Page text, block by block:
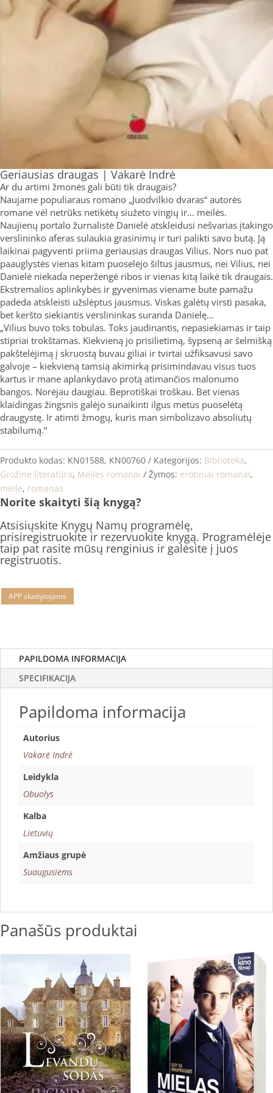
Geriausias draugas | Vakarė Indrė
Ar du artimi žmonės gali būti tik draugais?
Naujame populiaraus romano „Juodvilkio dvaras“ autorės
romane vėl netrūks netikėtų siužeto vingių ir… meilės.
Naujienų portalo žurnalistė Danielė atskleidusi nešvarias įtakingo
verslininko aferas sulaukia grasinimų ir turi palikti savo butą. Ją
laikinai pagyventi priima geriausias draugas Vilius. Nors nuo pat
paauglystės vienas kitam puoselėjo šiltus jausmus, nei Vilius, nei
Danielė niekada neperžengė ribos ir vienas kitą laikė tik draugais.
Ekstremalios aplinkybės ir gyvenimas viename bute pamažu
padeda atskleisti užslėptus jausmus. Viskas galėtų virsti pasaka,
bet keršto siekiantis verslininkas suranda Danielę…
„Vilius buvo toks tobulas. Toks jaudinantis, nepasiekiamas ir taip
stipriai trokštamas. Kiekvieną jo prisilietimą, šypseną ar šelmišką
pakštelėjimą į skruostą buvau giliai ir tvirtai užfiksavusi savo
galvoje – kiekvieną tamsią akimirką prisimindavau visus tuos
kartus ir mane aplankydavo protą atimančios malonumo
bangos. Norėjau daugiau. Beprotiškai troškau. Bet vienas
klaidingas žingsnis galėjo sunaikinti ilgus metus puoselėtą
draugystę. Ir atimti žmogų, kuris man simbolizavo absoliutų
stabilumą.“
Produkto kodas: KN01588, KN00760 Kategorijos: Biblioteka,
Grožinė literatūra, Meilės romanai Žymos: erotiniai romanai,
meile, romanas
Norite skaityti šią knygą?
Atsisiųskite Knygų Namų programėlę,
prisiregistruokite ir rezervuokite knygą. Programėlėje
taip pat rasite mūsų renginius ir galėsite į juos
registruotis.
APP skaitytojams
PAPILDOMA INFORMACIJA
SPECIFIKACIJA
Papildoma informacija
Autorius
Vakarė Indrė
Leidykla
Obuolys
Kalba
Lietuvių
Amžiaus grupė
Suaugusiems
Panašūs produktai